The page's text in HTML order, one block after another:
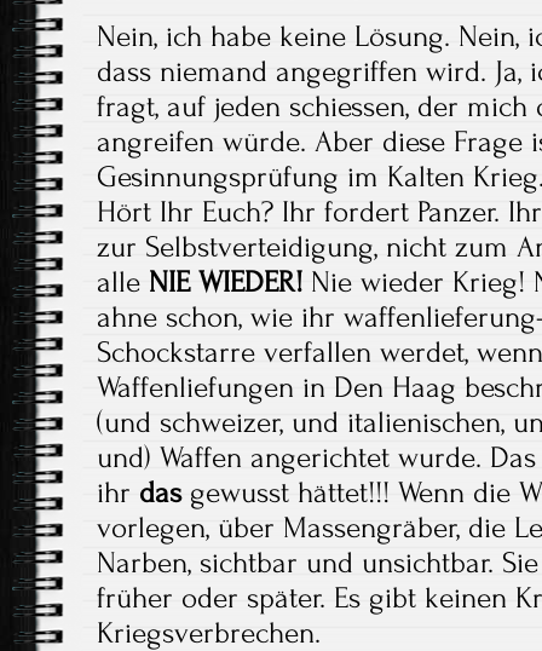
Nein, ich habe keine Lösung. Nein,
dass niemand angegriffen wird. Ja,
fragt, auf jeden schiessen, der
angreifen würde. Aber diese Frage
Gesinnungsprüfung im Kalten
Hört Ihr Euch? Ihr fordert Panzer.
zur Selbstverteidigung, nicht zum
alle NIE WIEDER! Nie wieder Krieg!
ahne schon, wie ihr
Schockstarre verfallen werdet,
Waffenliefungen in Den Haag
(und schweizer, und italienischen,
und) Waffen angerichtet wurde.
ihr dasgewusst hättet!!! Wenn die
vorlegen, über Massengräber, die
Narben, sichtbar und unsichtbar.
früher oder später. Es gibt keinen
Kriegsverbrechen.